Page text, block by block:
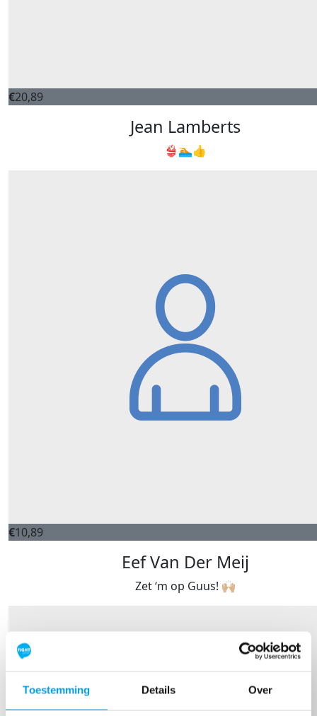
Toestemming Details Over
€20,89
Jean Lamberts
👙🏊👍
€10,89
Eef Van Der Meij
Zet ‘m op Guus! 🙌🏼